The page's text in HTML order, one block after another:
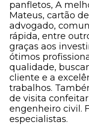
panfletos, A
Mateus, cartão
advogado,
rápida, entre
graças aos
ótimos
qualidade,
cliente e a
trabalhos.
de visita
engenheiro civil.
especialistas.